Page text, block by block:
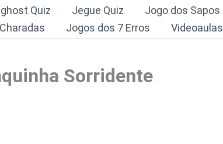
Quiz Jegue Quiz Jogo dos Sapos
Charadas Jogos dos 7 Erros Videoaulas
Sorridente